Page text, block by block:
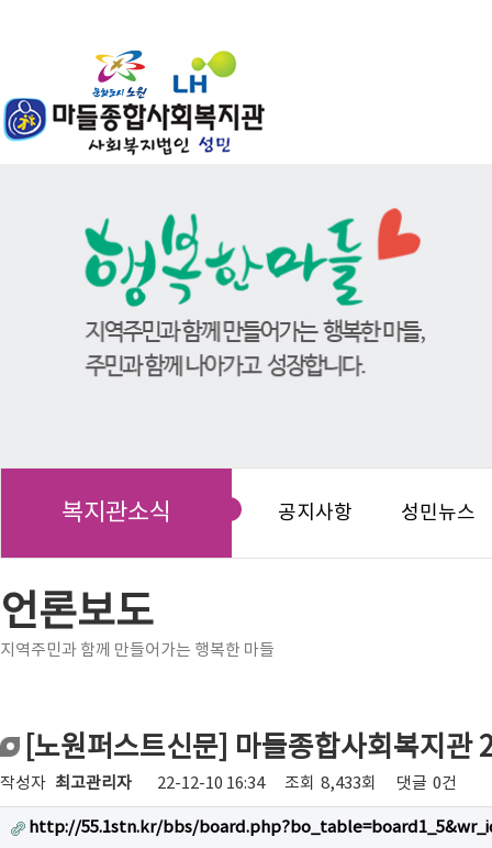
복지관소식 공지사항 성민뉴스
언론보도
지역주민과 함께 만들어가는 행복한 마들
[노원퍼스트신문] 마들종합사회복지관
작성자 최고관리자 22-12-10 16:34 조회 8,433회 댓글 0건
http://55.1stn.kr/bbs/